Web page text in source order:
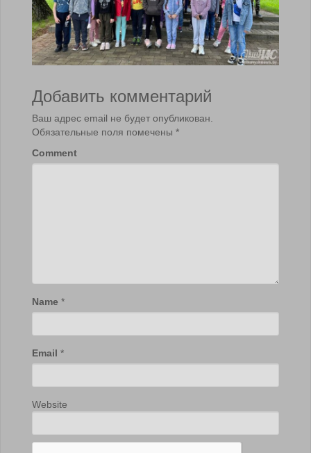
Добавить комментарий
Ваш адрес email не будет опубликован.
Обязательные поля помечены *
Comment
Name *
Email *
Website